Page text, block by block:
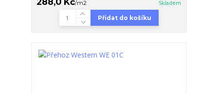
/m2 Skladem
Přidat do košíku